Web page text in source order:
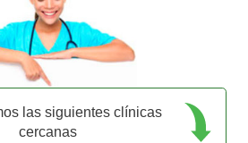
las siguientes clínicas
cercanas